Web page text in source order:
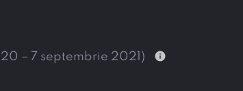
– 7 septembrie 2021)
info